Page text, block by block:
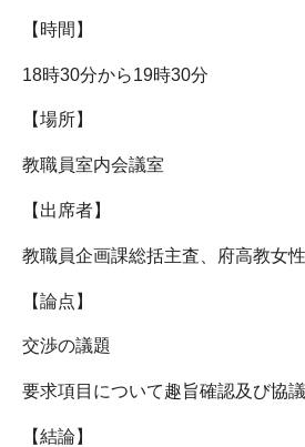
【時間】
18時30分から19時30分
【場所】
教職員室内会議室
【出席者】
教職員企画課総括主査、府高教女
【論点】
交渉の議題
要求項目について趣旨確認及び協議
【結論】